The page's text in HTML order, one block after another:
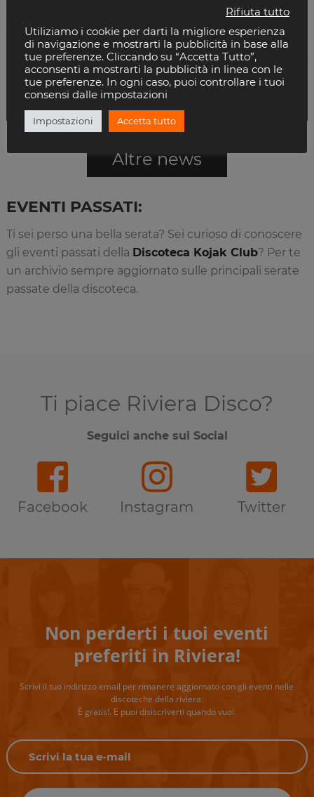
A DISTANZA DI 10 ANNI
EMANUELE INGLESE TORNA A…
Se hai aperto questo articolo allora vuol dire che ti
sei perso una delle serate…
Altre news
EVENTI PASSATI:
Ti sei perso una bella serata? Sei curioso di conoscere
gli eventi passati della Discoteca Kojak Club? Per te
un archivio sempre aggiornato sulle principali serate
passate della discoteca.
Ti piace Riviera Disco?
Seguici anche sui Social
Facebook Instagram Twitter
Non perderti i tuoi eventi
preferiti in Riviera!
Scrivi il tuo indirizzo email per rimanere aggiornato con gli eventi nelle
discoteche della riviera.
È gratis!. E puoi disiscriverti quando vuoi.
Rifiuta tutto
Utiliziamo i cookie per darti la migliore esperienza
di navigazione e mostrarti la pubblicità in base alla
tue preferenze. Cliccando su “Accetta Tutto”,
acconsenti a mostrarti la pubblicità in linea con le
tue preferenze. In ogni caso, puoi controllare i tuoi
consensi dalle impostazioni
Impostazioni Accetta tutto